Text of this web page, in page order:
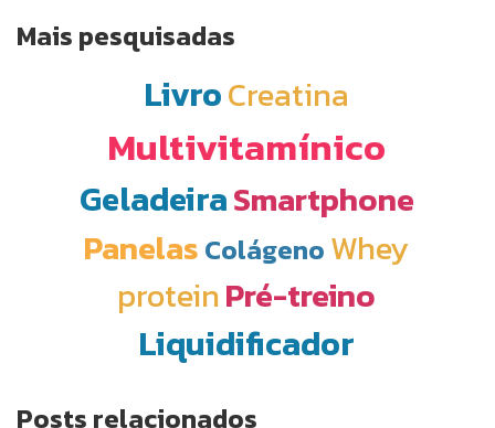
Mais pesquisadas
LivroCreatina
Multivitamínico
GeladeiraSmartphone
Panelas Colágeno Whey
proteinPré-treino
Liquidificador
Posts relacionados